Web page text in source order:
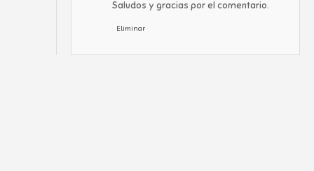
Saludos y gracias por el comentario.
Eliminar